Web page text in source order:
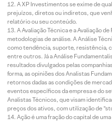
A XP Investimentos se exime de
prejuízos, diretos ou indiretos, que
relatório ou seu conteúdo.
A Avaliação Técnica e a Avaliação
metodologias de análise. A Análise
como tendência, suporte, resistência,
entre outros. Já a Análise
resultados divulgados pelas
forma, as opiniões dos Analistas
retornos dadas as condições de
eventos específicos da empresa e do
Analistas Técnicos, que visam
preços dos ativos, com utilização de
Ação é uma fração do capital de